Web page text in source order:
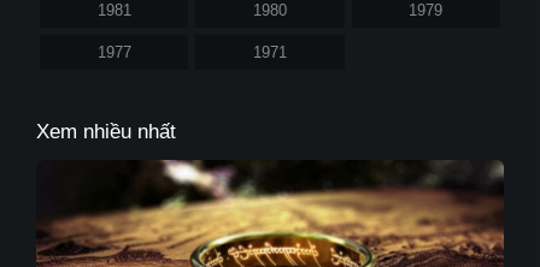
1981 1980 1979
1977 1971
Xem nhiều nhất